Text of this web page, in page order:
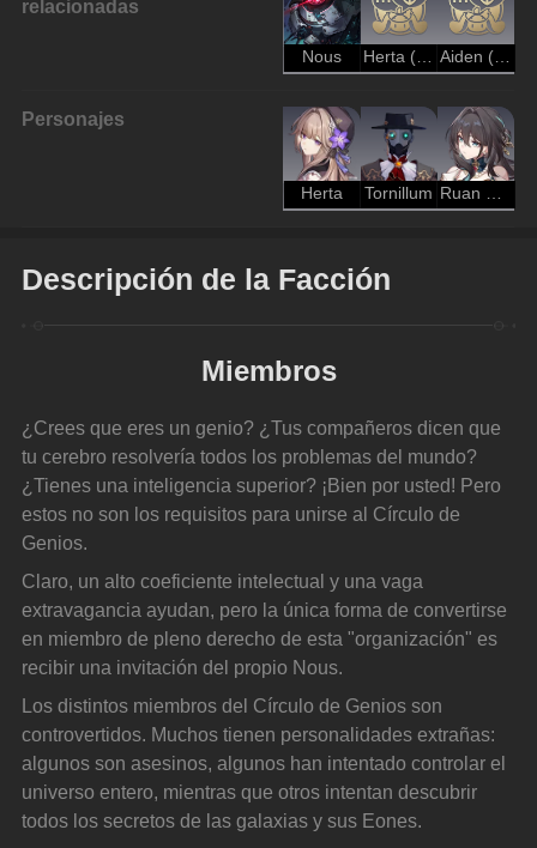
relacionadas
Nous Herta (personaje) Aiden (personaje)
Personajes
Herta Tornillum Ruan Mei
Descripción de la Facción
Miembros
¿Crees que eres un genio? ¿Tus compañeros dicen que
tu cerebro resolvería todos los problemas del mundo?
¿Tienes una inteligencia superior? ¡Bien por usted! Pero
estos no son los requisitos para unirse al Círculo de
Genios.
Claro, un alto coeficiente intelectual y una vaga
extravagancia ayudan, pero la única forma de convertirse
en miembro de pleno derecho de esta "organización" es
recibir una invitación del propio Nous.
Los distintos miembros del Círculo de Genios son
controvertidos. Muchos tienen personalidades extrañas:
algunos son asesinos, algunos han intentado controlar el
universo entero, mientras que otros intentan descubrir
todos los secretos de las galaxias y sus Eones.